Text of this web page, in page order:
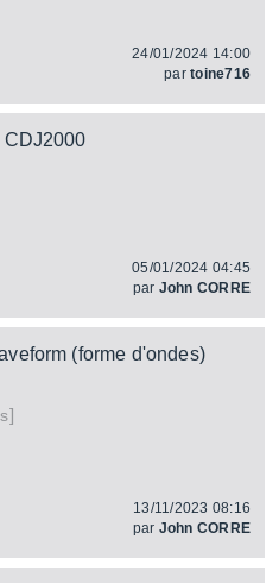
24/01/2024 14:00
partoine716
05/01/2024 04:45
par John CORRE
(forme d'ondes)
]
13/11/2023 08:16
par John CORRE